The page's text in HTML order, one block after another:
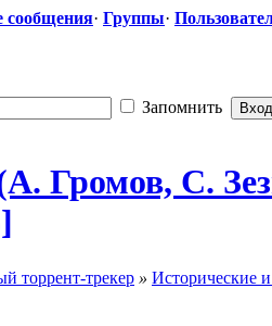
· Группы·
Запомнить
Громов, С.
торрент-трекер » Исторические